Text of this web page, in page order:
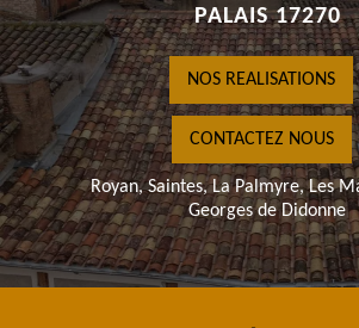
PALAIS 17270
NOS REALISATIONS
CONTACTEZ NOUS
Royan, Saintes, La Palmyre, Les
Georges de Didonne